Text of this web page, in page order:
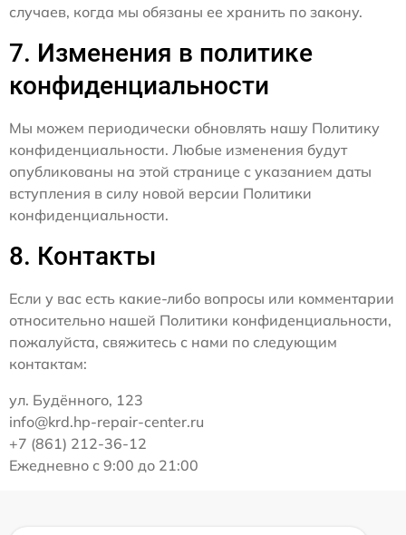
случаев, когда мы обязаны ее хранить по закону.
7. Изменения в политике
конфиденциальности
Мы можем периодически обновлять нашу Политику
конфиденциальности. Любые изменения будут
опубликованы на этой странице с указанием даты
вступления в силу новой версии Политики
конфиденциальности.
8. Контакты
Если у вас есть какие-либо вопросы или комментарии
относительно нашей Политики конфиденциальности,
пожалуйста, свяжитесь с нами по следующим
контактам:
ул. Будённого, 123
info@krd.hp-repair-center.ru
+7 (861) 212-36-12
Ежедневно с 9:00 до 21:00